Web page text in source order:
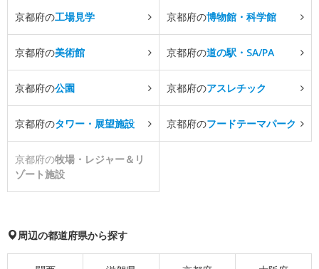
京都府の工場見学 京都府の博物館・科学館
京都府の美術館 京都府の道の駅・SA/PA
京都府の公園 京都府のアスレチック
京都府のタワー・展望施設 京都府のフードテーマパーク
京都府の牧場・レジャー＆リ
ゾート施設
周辺の都道府県から探す